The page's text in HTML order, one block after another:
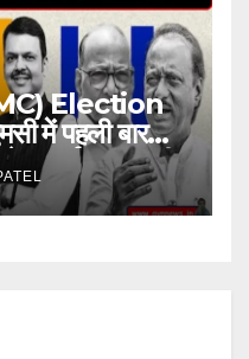
Election
में पहली बार
का ‘मराठी